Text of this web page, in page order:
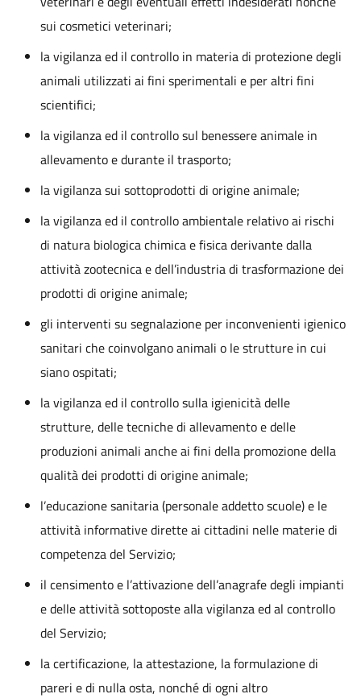
sui cosmetici veterinari;
la vigilanza ed il controllo in materia di protezione degli
animali utilizzati ai fini sperimentali e per altri fini
scientifici;
la vigilanza ed il controllo sul benessere animale in
allevamento e durante il trasporto;
la vigilanza sui sottoprodotti di origine animale;
la vigilanza ed il controllo ambientale relativo ai rischi
di natura biologica chimica e fisica derivante dalla
attività zootecnica e dell’industria di trasformazione dei
prodotti di origine animale;
gli interventi su segnalazione per inconvenienti igienico
sanitari che coinvolgano animali o le strutture in cui
siano ospitati;
la vigilanza ed il controllo sulla igienicità delle
strutture, delle tecniche di allevamento e delle
produzioni animali anche ai fini della promozione della
qualità dei prodotti di origine animale;
l’educazione sanitaria (personale addetto scuole) e le
attività informative dirette ai cittadini nelle materie di
competenza del Servizio;
il censimento e l’attivazione dell’anagrafe degli impianti
e delle attività sottoposte alla vigilanza ed al controllo
del Servizio;
la certificazione, la attestazione, la formulazione di
pareri e di nulla osta, nonché di ogni altro